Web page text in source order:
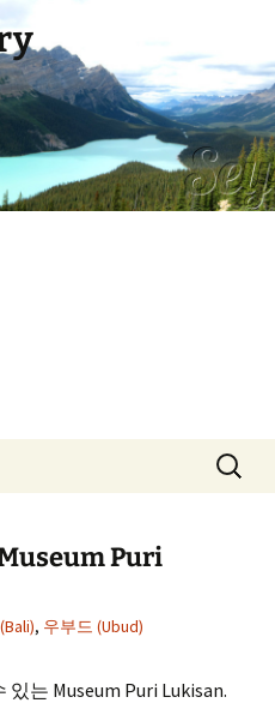
Search
for:
Puri
, 우부드 (Ubud)
는 Museum Puri Lukisan.